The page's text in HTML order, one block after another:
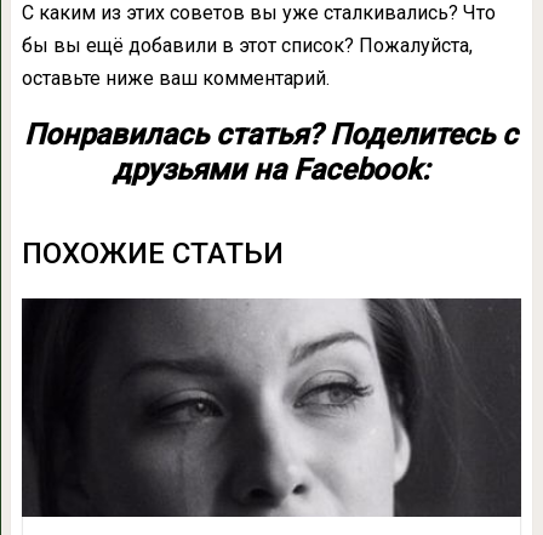
С каким из этих советов вы уже сталкивались? Что
бы вы ещё добавили в этот список? Пожалуйста,
оставьте ниже ваш комментарий.
Понравилась статья? Поделитесь с
друзьями на Facebook:
ПОХОЖИЕ СТАТЬИ